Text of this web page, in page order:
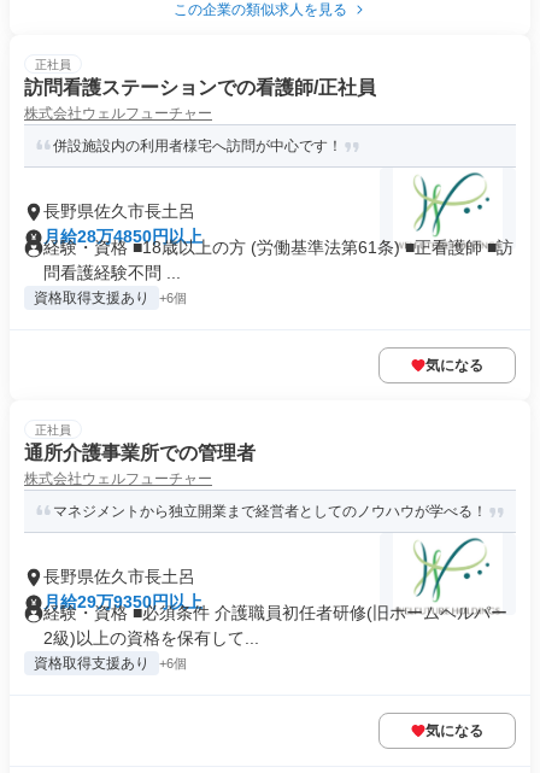
この企業の類似求人を見る
正社員
訪問看護ステーションでの看護師/正社員
株式会社ウェルフューチャー
併設施設内の利用者様宅へ訪問が中心です！
長野県佐久市長土呂
月給28万4850円以上
経験・資格 ■18歳以上の方 (労働基準法第61条) ■正看護師 ■訪
問看護経験不問 ...
資格取得支援あり +6個
気になる
正社員
通所介護事業所での管理者
株式会社ウェルフューチャー
マネジメントから独立開業まで経営者としてのノウハウが学べる！
長野県佐久市長土呂
月給29万9350円以上
経験・資格 ■必須条件 介護職員初任者研修(旧ホームヘルパー
2級)以上の資格を保有して...
資格取得支援あり +6個
気になる